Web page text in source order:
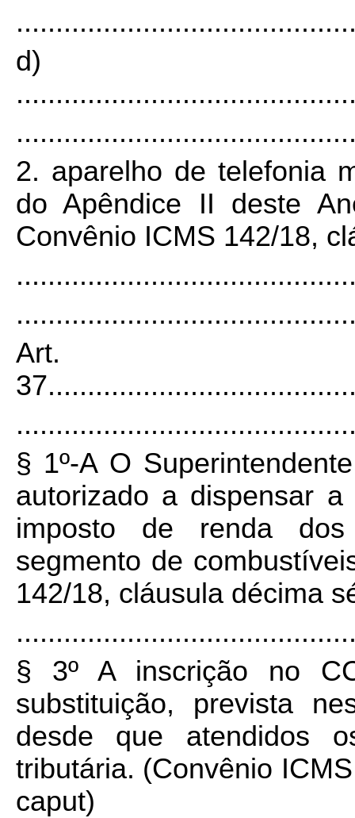
d)
2. aparelho de telefonia
do Apêndice II deste
Convênio ICMS 142/18,
Art.
37
§ 1º-A O
autorizado a dispensar
imposto de renda
segmento de
142/18, cláusula décima
§ 3º A inscrição no
substituição, prevista
desde que atendidos
tributária. (Convênio
caput)